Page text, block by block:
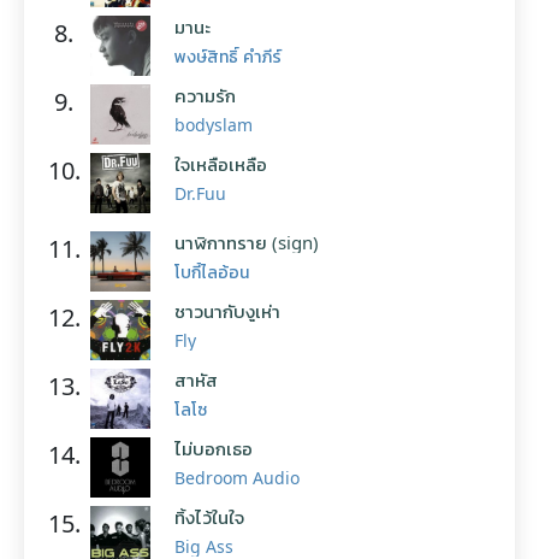
8. มานะ
พงษ์สิทธิ์ คำภีร์
9. ความรัก
bodyslam
10. ใจเหลือเหลือ
Dr.Fuu
11. นาฬิกาทราย (sign)
โบกี้ไลอ้อน
12. ชาวนากับงูเห่า
Fly
13. สาหัส
โลโซ
14. ไม่บอกเธอ
Bedroom Audio
15. ทิ้งไว้ในใจ
Big Ass